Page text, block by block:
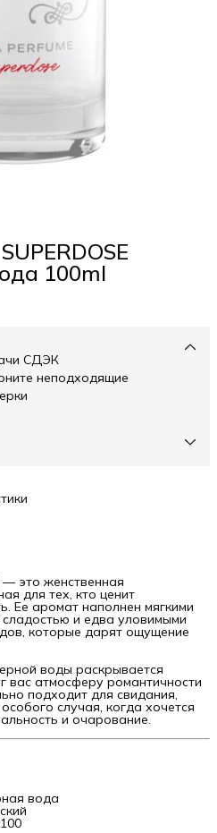
100ml
СДЭК
неподходящие
— это женственная
для тех, кто ценит
Ее аромат наполнен мягкими
и едва уловимыми
которые дарят ощущение
воды раскрывается
вас атмосферу романтичности
подходит для свидания,
случая, когда хочется
и очарование.
вода